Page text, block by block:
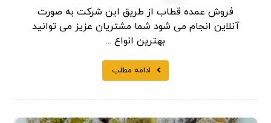
فروش عمده قطاب از طریق این شرکت به صورت
آنلاین انجام می شود شما مشتریان عزیز می توانید
بهترین انواع ...
ادامه مطلب